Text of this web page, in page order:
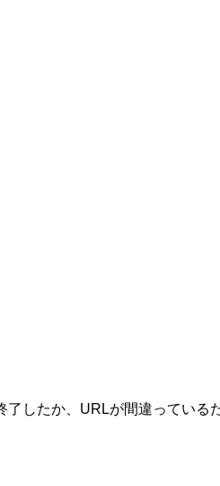
したか、URLが間違っている